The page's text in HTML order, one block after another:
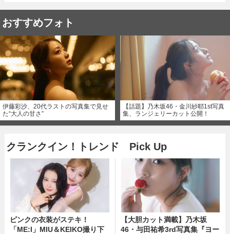
おすすめフォト
伊藤彩沙、20代ラストの写真集で見せ
た“大人の甘さ”
【話題】乃木坂46・金川紗耶1st写真
集、ランジェリーカット公開！
クランクイン！トレンド Pick Up
ピンクの衣装がステキ！
「ME:I」MIU＆KEIKO撮り下
【大胆カット満載】乃木坂
46・与田祐希3rd写真集『ヨー